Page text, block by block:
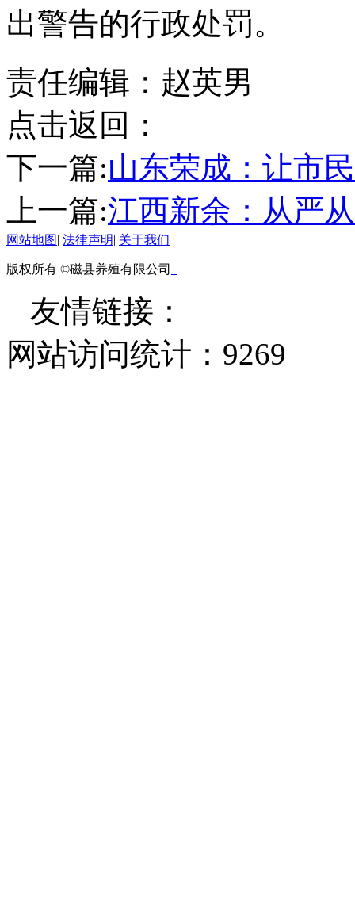
出警告的行政处罚。
责任编辑：赵英男
点击返回：
下一篇:山东荣成：让市
上一篇:江西新余：从严
网站地图| 法律声明| 关于我们
版权所有 ©磁县养殖有限公司
友情链接：
网站访问统计： 9269